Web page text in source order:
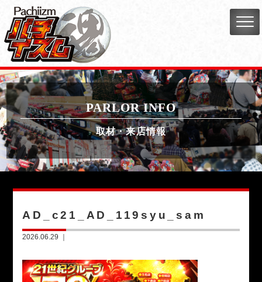
PARLOR INFO
取材・来店情報
AD_c21_AD_119syu_sam
2026.06.29 ｜